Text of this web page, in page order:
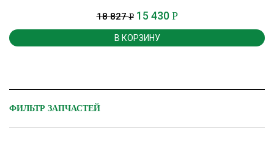
18 827Р 15 430 Р
В КОРЗИНУ
ФИЛЬТР ЗАПЧАСТЕЙ